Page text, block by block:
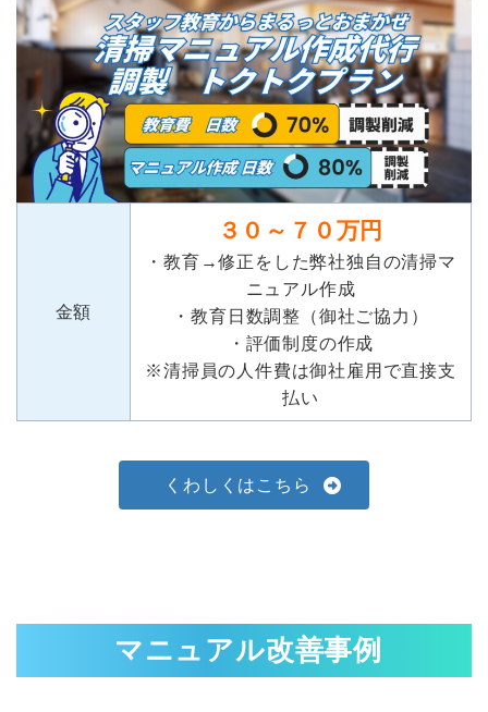
金額
３０～７０万円
・教育→修正をした弊社独自の清掃マ
ニュアル作成
・教育日数調整（御社ご協力）
・評価制度の作成
※清掃員の人件費は御社雇用で直接支
払い
くわしくはこちら
マニュアル改善事例